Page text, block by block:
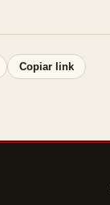
Copiar link